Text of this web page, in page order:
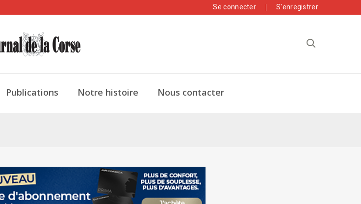
Se connecter S'enregistrer
Publications Notre histoire Nous contacter